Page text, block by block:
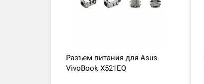
Разъем питания для Asus
VivoBook X521EQ